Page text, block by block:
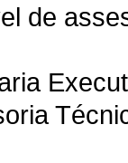
de